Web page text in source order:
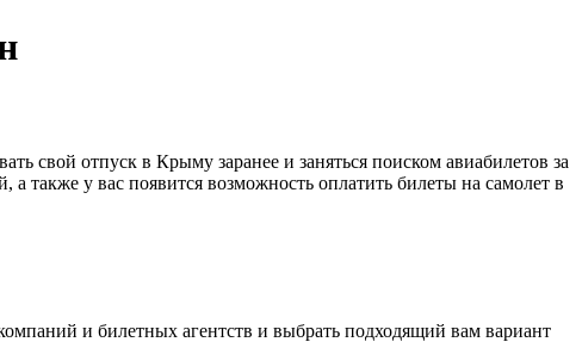
свой отпуск в Крыму заранее и заняться поиском авиабилетов за
также у вас появится возможность оплатить билеты на самолет в
и билетных агентств и выбрать подходящий вам вариант